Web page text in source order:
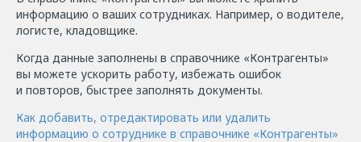
информацию о ваших сотрудниках. Например, о водителе,
логисте, кладовщике.
Когда данные заполнены в справочнике «Контрагенты»
вы можете ускорить работу, избежать ошибок
и повторов, быстрее заполнять документы.
Как добавить, отредактировать или удалить
информацию о сотруднике в справочнике «Контрагенты»